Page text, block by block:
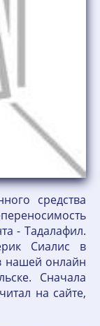
средства
- Тадалафил.
Сиалис в
нашей онлайн
Сначала
на сайте,